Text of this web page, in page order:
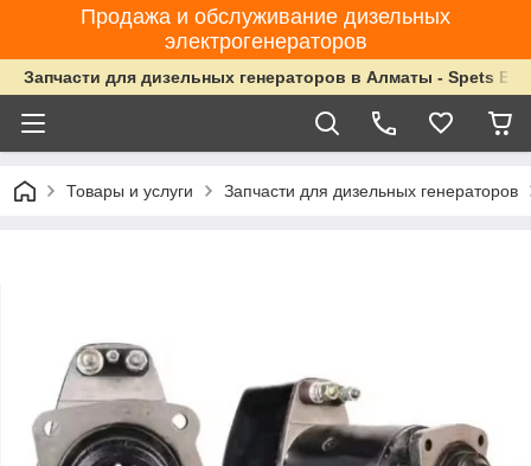
Продажа и обслуживание дизельных
электрогенераторов
Запчасти для дизельных генераторов в Алматы - Spets
Товары и услуги Запчасти для дизельных генераторов